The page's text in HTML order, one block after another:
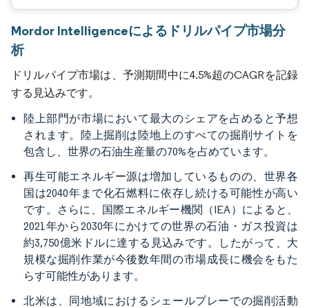
Mordor Intelligenceによるドリルパイプ市場分
析
ドリルパイプ市場は、予測期間中に4.5%超のCAGRを記録
する見込みです。
陸上部門が市場において最大のシェアを占めると予想
されます。陸上掘削は陸地上のすべての掘削サイトを
包含し、世界の石油生産量の70%を占めています。
再生可能エネルギー源は増加しているものの、世界各
国は2040年まで化石燃料に依存し続ける可能性が高い
です。さらに、国際エネルギー機関（IEA）によると、
2021年から2030年にかけての世界の石油・ガス投資は
約3,750億米ドルに達する見込みです。したがって、大
規模な掘削作業が今後数年間の市場成長に機会をもた
らす可能性があります。
北米は、同地域におけるシェールプレーでの掘削活動